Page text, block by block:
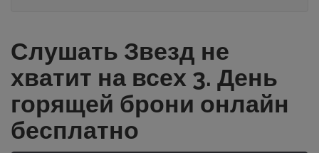
Слушать Звезд не
хватит на всех 3. День
горящей брони онлайн
бесплатно